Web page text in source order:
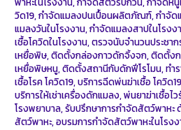
วิด19,กำจัดแมลงปนเปื้อนผลิตภัณฑ์,กำจัด
แมลงวันในโรงงาน,กำจัดแมลงสาปในโรงง
เชื้อโควิดในโรงงาน,ตรวจนับจำนวนประชา
เหยื่อพิษ,ติดตั้งกล่องกาวดักจิ้งจก,ติดตั้ง
เหยื่อพิษหนู,ติดตั้งสถานีกับดักฟีโรโมน,ทำ
เชื้อโรค โควิด19,บริการฉีดพ่นฆ่าเชื้อ โควิด
บริการให้เช่าเครื่องดักแมลง,พ่นยาฆ่าเชื้อไ
โรงพยาบาล,รับปรึกษาการกำจัดสัตว์พาหะ
สัตว์พาหะ,อบรมการกำจัดสัตว์พาหะในโรง